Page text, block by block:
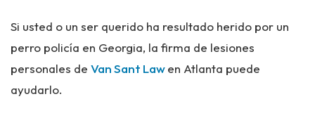
Si usted o un ser querido ha resultado herido por un
perro policía en Georgia, la firma de lesiones
personales de Van Sant Lawen Atlanta puede
ayudarlo.